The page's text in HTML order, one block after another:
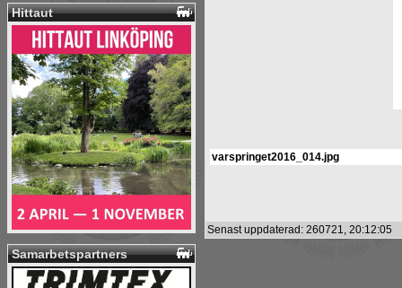
Hittaut
Samarbetspartners
varspringet2016_014.jpg
Senast uppdaterad: 260721, 20:12:05